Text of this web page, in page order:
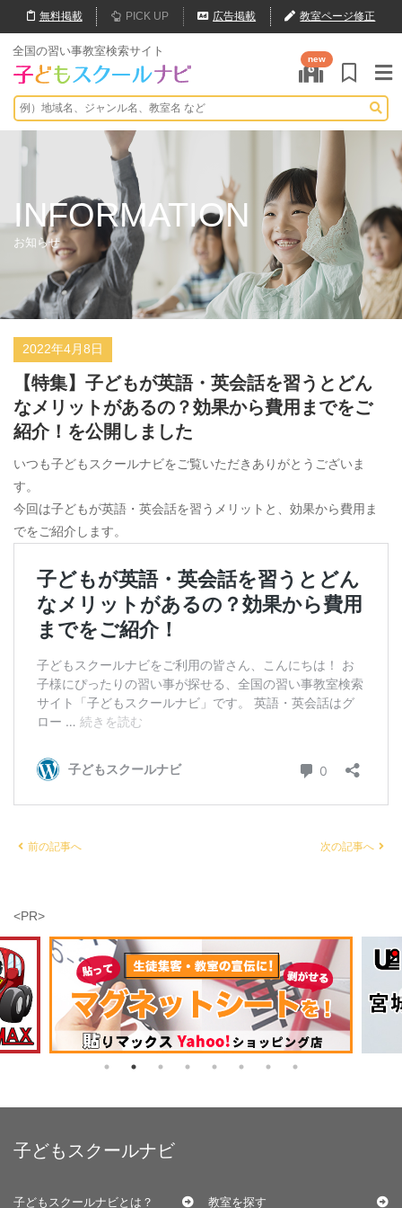
無料掲載 PICK UP 広告掲載 教室ページ修正
全国の習い事教室検索サイト
new
INFORMATION
お知らせ
2022年4月8日
【特集】子どもが英語・英会話を習うとどん
なメリットがあるの？効果から費用までをご
紹介！を公開しました
いつも子どもスクールナビをご覧いただきありがとうございま
す。
今回は子どもが英語・英会話を習うメリットと、効果から費用ま
でをご紹介します。
前の記事へ 次の記事へ
<PR>
子どもスクールナビ
子どもスクールナビとは？ 教室を探す